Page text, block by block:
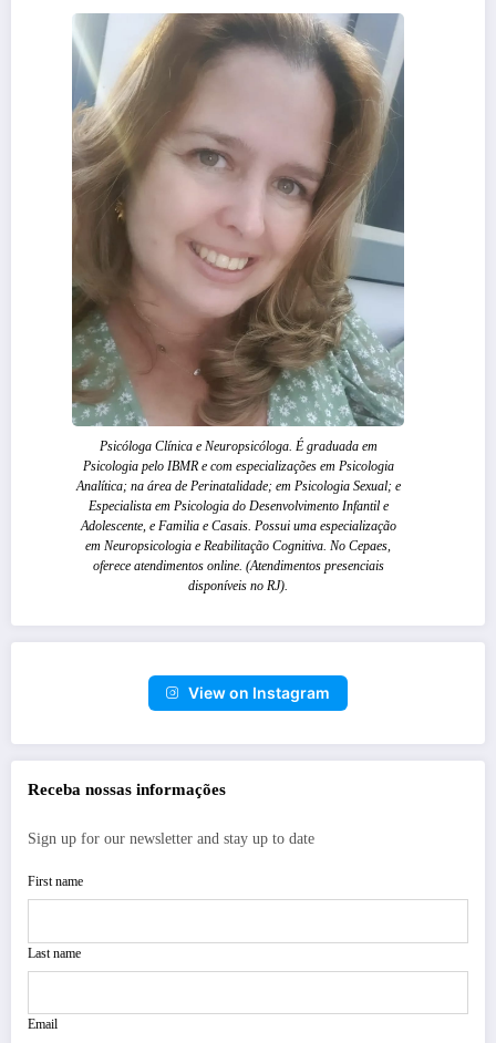
Psicóloga Clínica e Neuropsicóloga. É graduada em
Psicologia pelo IBMR e com especializações em Psicologia
Analítica; na área de Perinatalidade; em Psicologia Sexual; e
Especialista em Psicologia do Desenvolvimento Infantil e
Adolescente, e Familia e Casais. Possui uma especialização
em Neuropsicologia e Reabilitação Cognitiva. No Cepaes,
oferece atendimentos online. (Atendimentos presenciais
disponíveis no RJ).
View on Instagram
Receba nossas informações
Sign up for our newsletter and stay up to date
First name
Last name
Email